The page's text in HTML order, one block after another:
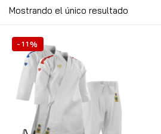
Mostrando el único resultado
-11%
Acuérdate de mí
ACCEDER